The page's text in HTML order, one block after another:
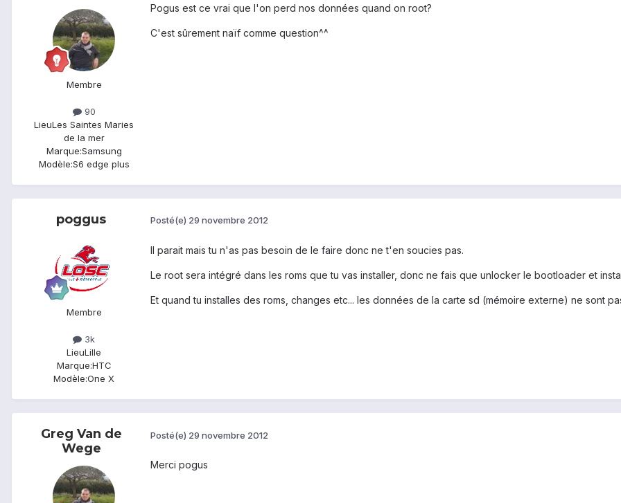
Membre
90
LieuLes Saintes Maries
de la mer
Marque:Samsung
Modèle:S6 edge plus
Pogus est ce vrai que l'on perd nos données quand on root?
C'est sûrement naïf comme question^^
poggus
Membre
3k
LieuLille
Marque:HTC
Modèle:One X
Posté(e) 29 novembre 2012
Il parait mais tu n'as pas besoin de le faire donc ne t'en soucies pas.
Le root sera intégré dans les roms que tu vas installer, donc ne fais que unlocker le bootloader et
Et quand tu installes des roms, changes etc... les données de la carte sd (mémoire externe) ne sont
Greg Van de
Wege
Posté(e) 29 novembre 2012
Merci pogus